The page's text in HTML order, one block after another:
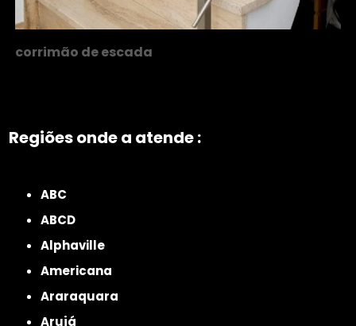
corrimão de escada
Regiões onde a atende :
ABC
ABCD
Alphaville
Americana
Araraquara
Arujá